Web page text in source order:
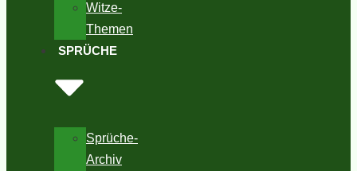
Witze-
Themen
SPRÜCHE
Sprüche-
Archiv